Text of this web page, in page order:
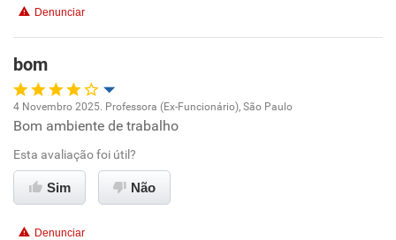
Recomenda a diretoria
Denunciar
bom
Oportunidade de promoção
Ambiente de trabalho
4 Novembro 2025. Professora (Ex-Funcionário), São Paulo
Bom ambiente de trabalho
Esta avaliação foi útil?
Sim Não
Denunciar